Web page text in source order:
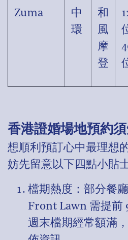
Zuma
中
環
和
風
摩
登
香港證婚場地預約
想順利預訂心中最理想
妨先留意以下四點小貼
檔期熱度：部分餐
Front Lawn 需提前
週末檔期經常額滿